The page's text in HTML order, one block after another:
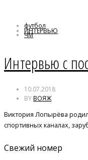
ИНТЕРВЬЮ
футбол
ЧМ
Интервью с
10.07.2018
BYВОЯЖ
Виктория Лопырёва
спортивных каналах,
Свежий номер